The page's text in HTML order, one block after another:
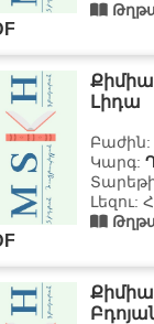
Քիմիա
Լիդա
Բաժին:
Կարգ:
Լեզու:
Քիմիա